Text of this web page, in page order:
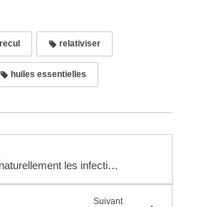
recul relativiser
huiles essentielles
Soigner naturellement les infections ORL de l'hiver
Suivant